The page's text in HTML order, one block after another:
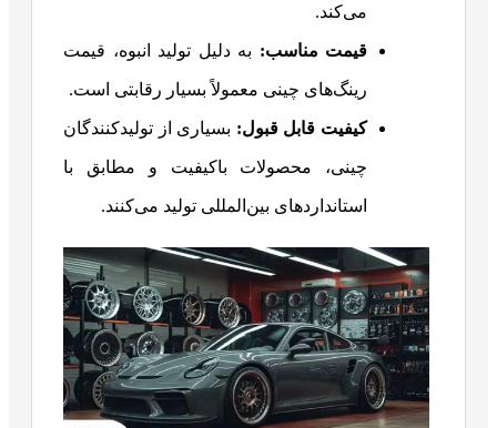
می‌کند.
قیمت مناسب: به دلیل تولید انبوه، قیمت
رینگ‌های چینی معمولاً بسیار رقابتی است.
کیفیت قابل قبول: بسیاری از تولیدکنندگان
چینی، محصولات باکیفیت و مطابق با
استانداردهای بین‌المللی تولید می‌کنند.